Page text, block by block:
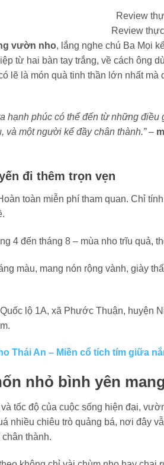
Review
vườn nho, lắng nghe chú Ba Mọi
từ hai bàn tay trắng, về cách ông
lẽ là món quà tinh thần lớn nhất mà
hạnh phúc có thể đến từ những điều
và một người kể đầy chân thành.”–
đi thêm trọn vẹn
toàn miễn phí tham quan. Chỉ
4 đến tháng 8 – mùa nho trĩu quả,
màu, mang nón rộng vành, giày
Quốc lộ 1A, xã Phước Thuận, huyện
Thái An – Miền cổ tích tím giữa
nhỏ bình yên
tốc độ của cuộc sống hiện đại,
nhiều chiêu trò quảng bá, nơi đây
thành.